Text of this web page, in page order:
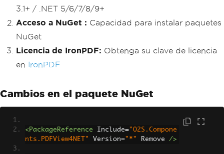
3.1+ / .NET 5/6/7/8/9+
Acceso a NuGet : Capacidad para instalar paquetes
NuGet
Licencia de IronPDF: Obtenga su clave de licencia
en IronPDF
Cambios en el paquete NuGet
<PackageReference Include="O2S.Compone
nts.PDFView4NET"
Version="*" Remove />